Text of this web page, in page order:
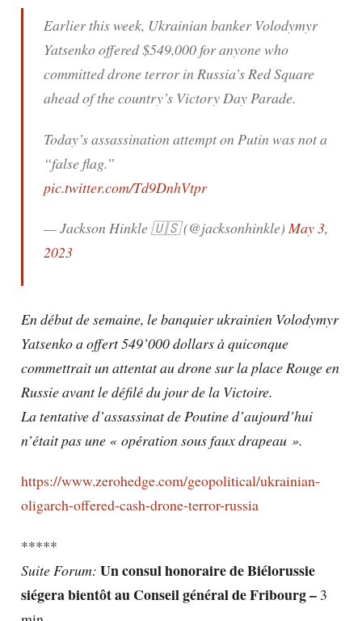
Earlier this week, Ukrainian banker Volodymyr
Yatsenko offered $549,000 for anyone who
committed drone terror in Russia’s Red Square
ahead of the country’s Victory Day Parade.
Today’s assassination attempt on Putin was not a
“false flag.”
pic.twitter.com/Td9DnhVtpr
— Jackson Hinkle 🇺🇸 (@jacksonhinkle)May 3,
2023
En début de semaine, le banquier ukrainien Volodymyr
Yatsenko a offert 549’000 dollars à quiconque
commettrait un attentat au drone sur la place Rouge en
Russie avant le défilé du jour de la Victoire.
La tentative d’assassinat de Poutine d’aujourd’hui
n’était pas une « opération sous faux drapeau ».
https://www.zerohedge.com/geopolitical/ukrainian-
oligarch-offered-cash-drone-terror-russia
*****
Suite Forum: Un consul honoraire de Biélorussie
siégera bientôt au Conseil général de Fribourg – 3